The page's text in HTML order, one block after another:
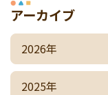
アーカイブ
2026年
2025年